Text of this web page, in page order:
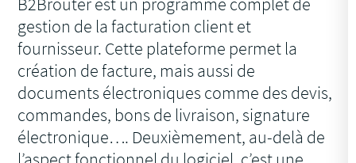
gestion de la facturation client et
fournisseur. Cette plateforme permet la
création de facture, mais aussi de
documents électroniques comme des devis,
commandes, bons de livraison, signature
électronique…. Deuxièmement, au-delà de